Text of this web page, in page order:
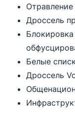
Дроссель
Белые
Дроссель